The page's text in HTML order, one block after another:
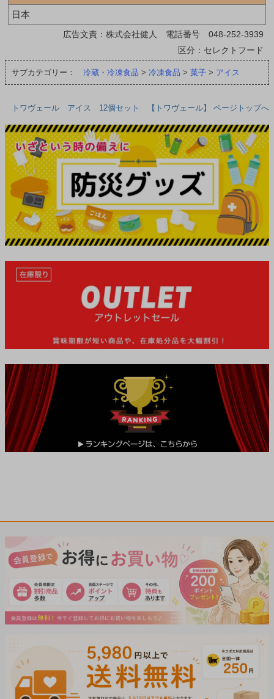
日本
広告文責：株式会社健人 電話番号 048-252-3939
区分：セレクトフード
サブカテゴリー： 冷蔵・冷凍食品 > 冷凍食品 > 菓子 > アイス
トワヴェール アイス 12個セット 【トワヴェール】 ページトップへ